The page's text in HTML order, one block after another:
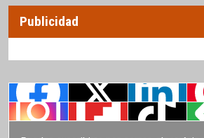
Publicidad